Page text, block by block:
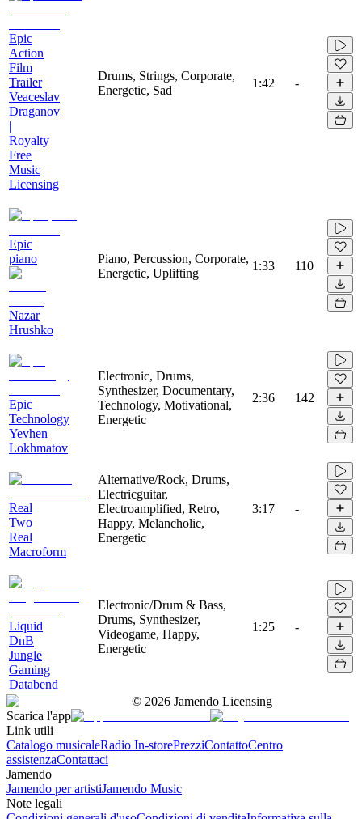
Epic
Action
Film
Trailer
Veaceslav
Draganov
|
Royalty
Free
Music
Licensing
Drums, Strings, Corporate,
Energetic, Sad
1:42 -
Epic
piano
Nazar
Hrushko
Piano, Percussion, Corporate,
Energetic, Uplifting
1:33 110
Epic
Technology
Yevhen
Lokhmatov
Electronic, Drums,
Synthesizer, Documentary,
Technology, Motivational,
Energetic
2:36 142
Real
Two
Real
Macroform
Alternative/Rock, Drums,
Electricguitar,
Electroamplified, Retro,
Happy, Melancholic,
Energetic
3:17 -
Liquid
DnB
Jungle
Gaming
Databend
Electronic/Drum & Bass,
Drums, Synthesizer,
Videogame, Happy,
Energetic
1:25 -
© 2026 Jamendo Licensing
Scarica l'app
Link utili
Catalogo musicaleRadio In-storePrezziContattoCentro
assistenzaContattaci
Jamendo
Jamendo per artistiJamendo Music
Note legali